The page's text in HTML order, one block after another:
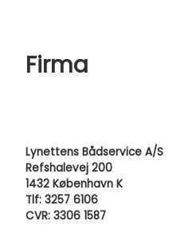
Firma
Lynettens Bådservice A/S
Refshalevej 200
1432 København K
Tlf: 3257 6106
CVR: 3306 1587